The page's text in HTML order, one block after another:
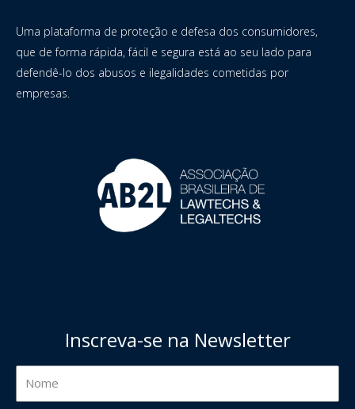
Uma plataforma de proteção e defesa dos consumidores,
que de forma rápida, fácil e segura está ao seu lado para
defendê-lo dos abusos e ilegalidades cometidas por
empresas.
Inscreva-se na Newsletter